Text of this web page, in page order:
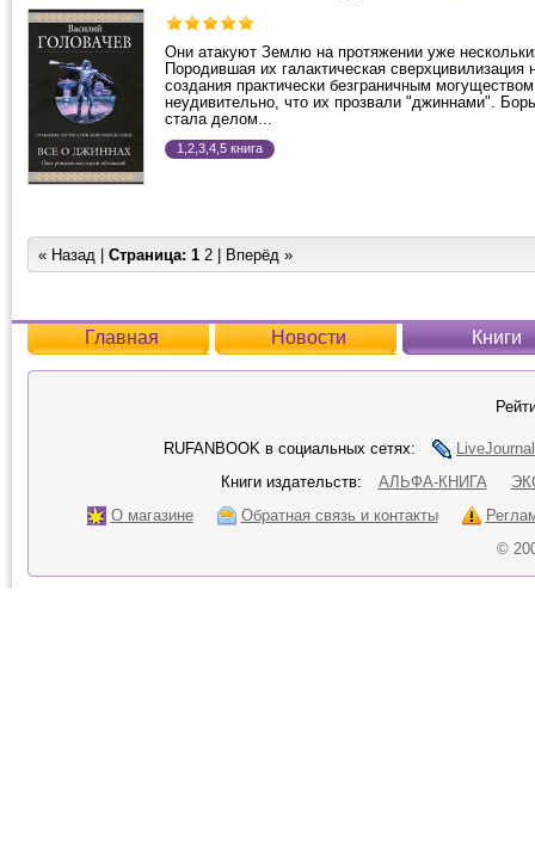
Они атакуют Землю на протяжении уже
Породившая их галактическая сверхцивилизация
создания практически безграничным
неудивительно, что их прозвали "джиннами".
стала делом...
1,2,3,4,5 книга
« Назад | Страница: 1 2 Вперёд »
Главная Новости Книги
RUFANBOOK в социальных сетях:
LiveJournal
Книги издательств:
АЛЬФА-КНИГА
О магазине
Обратная связь и контакты
©